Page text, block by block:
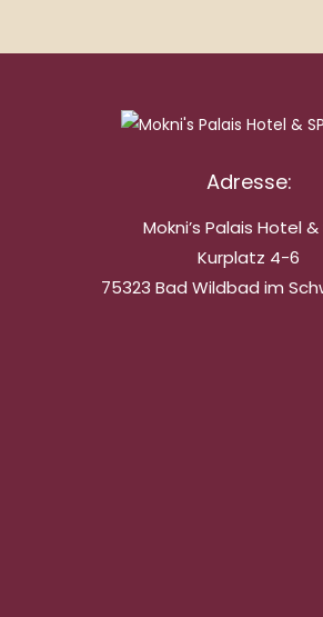
Adresse:
Mokni’s Palais Hotel &
Kurplatz 4-6
75323 Bad Wildbad im